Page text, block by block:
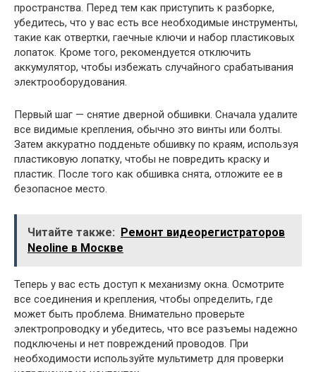
пространства. Перед тем как приступить к разборке,
убедитесь, что у вас есть все необходимые инструменты,
такие как отвертки, гаечные ключи и набор пластиковых
лопаток. Кроме того, рекомендуется отключить
аккумулятор, чтобы избежать случайного срабатывания
электрооборудования.
Первый шаг — снятие дверной обшивки. Сначала удалите
все видимые крепления, обычно это винты или болты.
Затем аккуратно подденьте обшивку по краям, используя
пластиковую лопатку, чтобы не повредить краску и
пластик. После того как обшивка снята, отложите ее в
безопасное место.
Читайте также: Ремонт видеорегистраторов
Neoline в Москве
Теперь у вас есть доступ к механизму окна. Осмотрите
все соединения и крепления, чтобы определить, где
может быть проблема. Внимательно проверьте
электропроводку и убедитесь, что все разъемы надежно
подключены и нет повреждений проводов. При
необходимости используйте мультиметр для проверки